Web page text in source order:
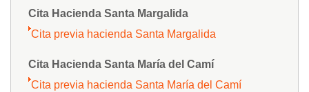
Cita Hacienda Santa Margalida
Cita previa hacienda Santa Margalida
Cita Hacienda Santa María del Camí
Cita previa hacienda Santa María del Camí